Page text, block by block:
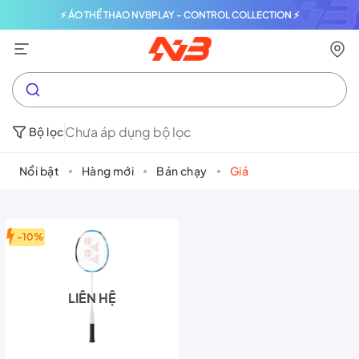
⚡ ÁO THỂ THAO NVBPLAY - CONTROL COLLECTION ⚡
Bộ lọcChưa áp dụng bộ lọc
Nổi bật Hàng mới Bán chạy Giá
-10%
LIÊN HỆ